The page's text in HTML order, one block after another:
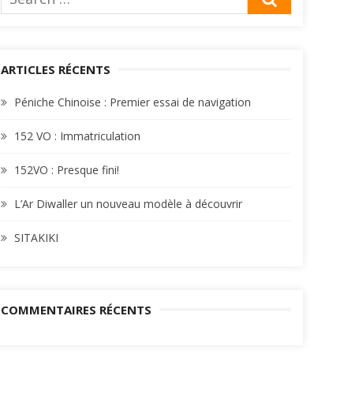
for:
ARTICLES RÉCENTS
Péniche Chinoise : Premier essai de navigation
152 VO : Immatriculation
152VO : Presque fini!
L’Ar Diwaller un nouveau modèle à découvrir
SITAKIKI
COMMENTAIRES RÉCENTS